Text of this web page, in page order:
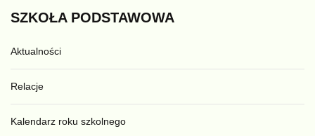
SZKOŁA PODSTAWOWA
Aktualności
Relacje
Kalendarz roku szkolnego